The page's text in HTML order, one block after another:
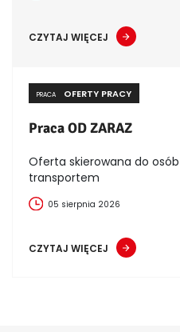
CZYTAJ WIĘCEJ
PRACA OFERTY PRACY
Praca OD ZARAZ
Oferta skierowana do
transportem
05 sierpnia 2026
CZYTAJ WIĘCEJ